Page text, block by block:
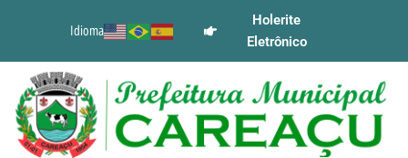
Idioma
Holerite
Eletrônico